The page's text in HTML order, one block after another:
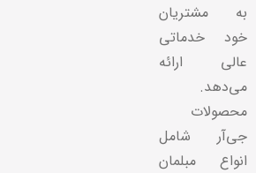
به مشتریان
خود خدماتی
عالی ارائه
می‌دهد.
محصولات
جی‌آر شامل
انواع مبلمان